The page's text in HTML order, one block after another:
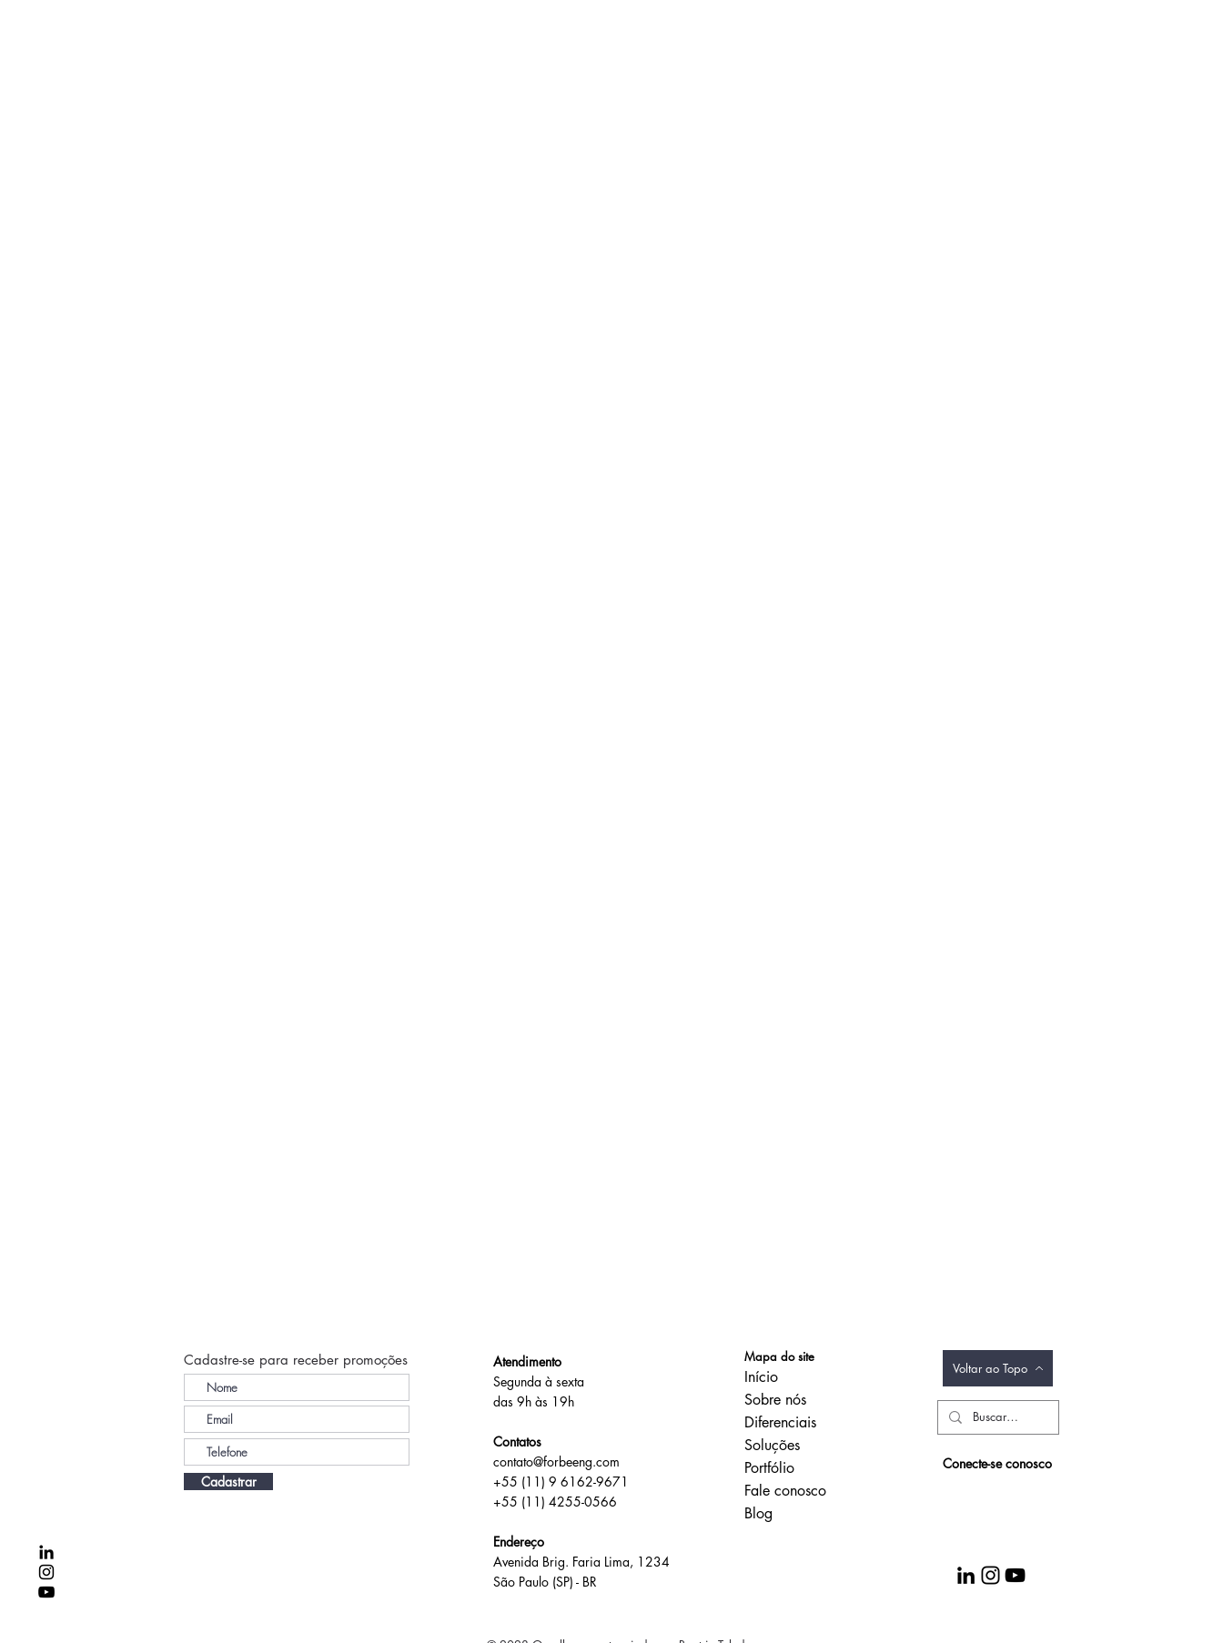
Cadastre-se para receber promoções
Cadastrar
Atendimento
Segunda à sexta
das 9h às 19h
Contatos
contato@forbeeng.com
+55 (11) 9 6162-9671
+55 (11) 4255-0566
Endereço
Avenida Brig. Faria Lima, 1234
São Paulo (SP) - BR
Mapa do site
Início
Sobre nós
Diferenciais
Soluções
Portfólio
Fale conosco
Blog
Voltar ao Topo
Conecte-se conosco